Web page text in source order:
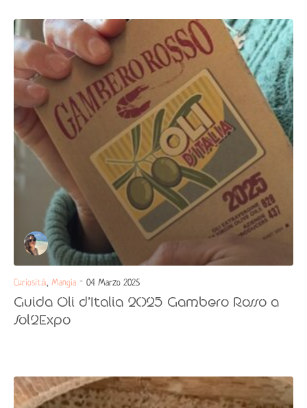
Curiosità, Mangia - 04 Marzo 2025
Guida Oli d’Italia 2025 Gambero Rosso a
Sol2Expo